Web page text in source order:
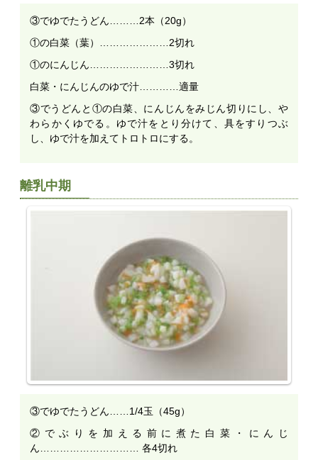
③でゆでたうどん………2本（20g）
①の白菜（葉）…………………2切れ
①のにんじん……………………3切れ
白菜・にんじんのゆで汁…………適量
③でうどんと①の白菜、にんじんをみじん切りにし、や
わらかくゆでる。ゆで汁をとり分けて、具をすりつぶ
し、ゆで汁を加えてトロトロにする。
離乳中期
③でゆでたうどん……1/4玉（45g）
②でぶりを加える前に煮た白菜・にんじ
ん………………………… 各4切れ